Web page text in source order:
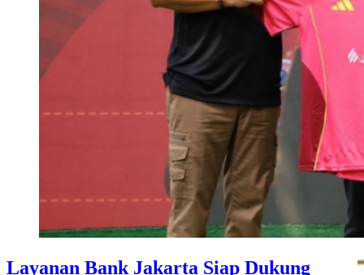
Layanan Bank Jakarta Siap Dukung